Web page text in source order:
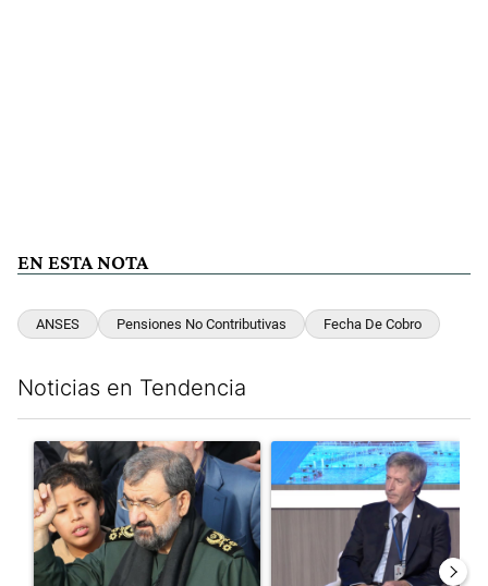
EN ESTA NOTA
ANSES Pensiones No Contributivas Fecha De Cobro
Noticias en Tendencia
Un artículo de tendencia con el título "Irán nombró al ideólogo
Un artículo de tendencia